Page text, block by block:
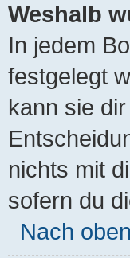
Weshalb
In jedem
festgelegt
kann sie
nichts mit
sofern du
Nach oben